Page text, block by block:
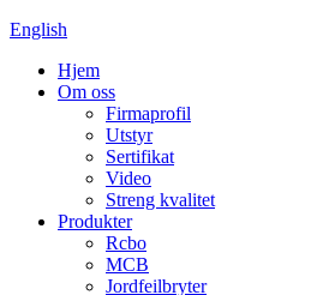
English
Hjem
Om oss
Firmaprofil
Utstyr
Sertifikat
Video
Streng kvalitet
Produkter
Rcbo
MCB
Jordfeilbryter